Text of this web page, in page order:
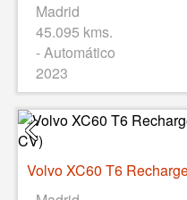
Madrid
45.095 kms.
- Automático
2023